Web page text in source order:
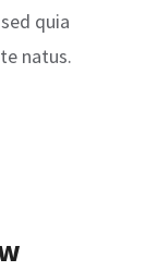
quia
natus.